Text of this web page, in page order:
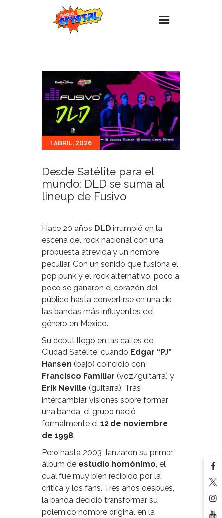
Estaciones
Eventos
Promociones
Noticias
Para ti
1 ABRIL, 2026
Desde Satélite para el
mundo: DLD se suma al
lineup de Fusivo
Hace 20 años DLD irrumpió en la
escena del rock nacional con una
propuesta atrevida y un nombre
peculiar. Con un sonido que fusiona el
pop punk y el rock alternativo, poco a
poco se ganaron el corazón del
público hasta convertirse en una de
las bandas más influyentes del
género en México.
Su debut llegó en las calles de
Ciudad Satélite, cuando Edgar “PJ”
Hansen (bajo) coincidió con
Francisco Familiar (voz/guitarra) y
Erik Neville (guitarra). Tras
intercambiar visiones sobre formar
una banda, el grupo nació
formalmente el 12 de noviembre
de 1998.
Pero hasta 2003 lanzaron su primer
álbum de estudio homónimo , el
cual fue muy bien recibido por la
crítica y los fans. Tres años después,
la banda decidió transformar su
polémico nombre original en la